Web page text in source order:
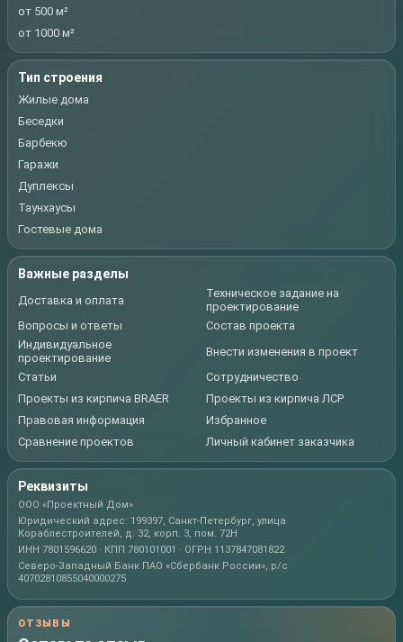
от 500 м²
от 1000 м²
Тип строения
Жилые дома
Беседки
Барбекю
Гаражи
Дуплексы
Таунхаусы
Гостевые дома
Важные разделы
Доставка и оплата
Техническое задание на
проектирование
Вопросы и ответы
Состав проекта
Индивидуальное
проектирование
Внести изменения в проект
Статьи
Сотрудничество
Проекты из кирпича BRAER
Проекты из кирпича ЛСР
Правовая информация
Избранное
Сравнение проектов
Личный кабинет заказчика
Реквизиты
ООО «Проектный Дом»
Юридический адрес: 199397, Санкт-Петербург, улица
Кораблестроителей, д. 32, корп. 3, пом. 72Н
ИНН 7801596620 · КПП 780101001 · ОГРН 1137847081822
Северо-Западный Банк ПАО «Сбербанк России», р/с
40702810855040000275
ОТЗЫВЫ